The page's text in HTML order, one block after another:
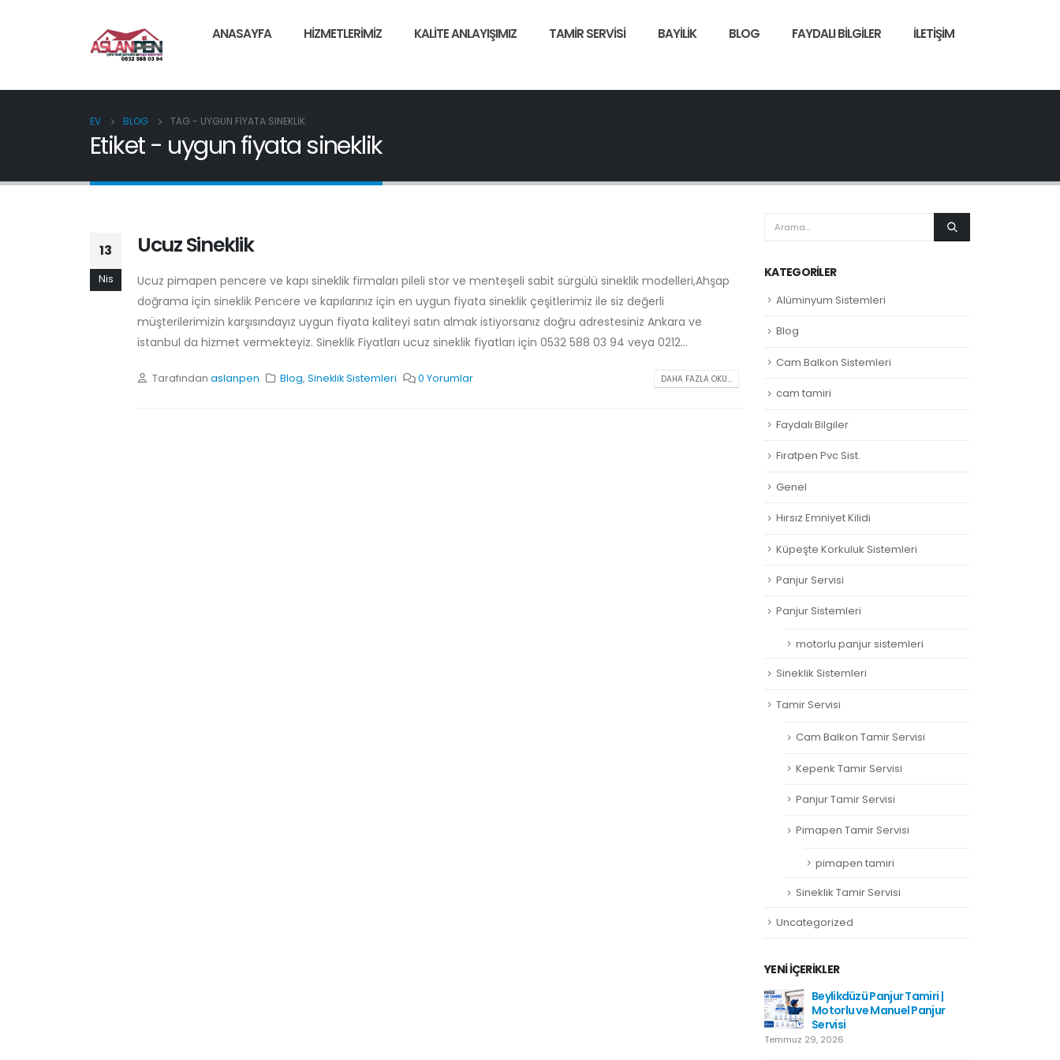
ANASAYFA HIZMETLERIMIZ KALITE ANLAYIŞIMIZ TAMIR SERVISI BAYILIK BLOG FAYDALI BILGILER İLETIŞIM
EV BLOG TAG - UYGUN FIYATA SINEKLIK
Etiket - uygun fiyata sineklik
13
Nis
Ucuz Sineklik
Ucuz pimapen pencere ve kapı sineklik firmaları pileli stor ve menteşeli sabit sürgülü sineklik modelleri,Ahşap
doğrama için sineklik Pencere ve kapılarınız için en uygun fiyata sineklik çeşitlerimiz ile siz değerli
müşterilerimizin karşısındayız uygun fiyata kaliteyi satın almak istiyorsanız doğru adrestesiniz Ankara ve
istanbul da hizmet vermekteyiz. Sineklik Fiyatları ucuz sineklik fiyatları için 0532 588 03 94 veya 0212...
Tarafından aslanpen Blog,Sineklik Sistemleri 0 Yorumlar DAHA FAZLA OKU...
KATEGORILER
Alüminyum Sistemleri
Blog
Cam Balkon Sistemleri
cam tamiri
Faydalı Bilgiler
Fıratpen Pvc Sist.
Genel
Hırsız Emniyet Kilidi
Küpeşte Korkuluk Sistemleri
Panjur Servisi
Panjur Sistemleri
motorlu panjur sistemleri
Sineklik Sistemleri
Tamir Servisi
Cam Balkon Tamir Servisi
Kepenk Tamir Servisi
Panjur Tamir Servisi
Pimapen Tamir Servisi
pimapen tamiri
Sineklik Tamir Servisi
Uncategorized
YENI İÇERIKLER
Beylikdüzü Panjur Tamiri |
Motorlu ve Manuel Panjur
Servisi
Temmuz 29, 2026